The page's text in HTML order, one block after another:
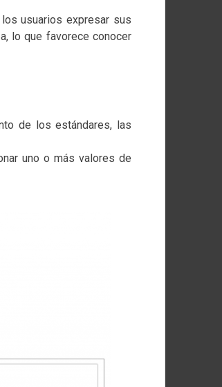
usuarios expresar sus
lo que favorece conocer
de los estándares, las
uno o más valores de